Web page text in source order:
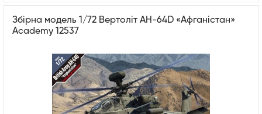
Збірна модель 1/72 Вертоліт AH-64D «Афганістан»
Academy 12537